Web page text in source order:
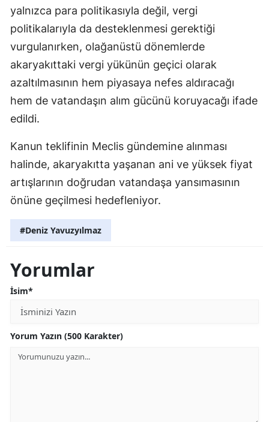
yalnızca para politikasıyla değil, vergi
politikalarıyla da desteklenmesi gerektiği
vurgulanırken, olağanüstü dönemlerde
akaryakıttaki vergi yükünün geçici olarak
azaltılmasının hem piyasaya nefes aldıracağı
hem de vatandaşın alım gücünü koruyacağı ifade
edildi.
Kanun teklifinin Meclis gündemine alınması
halinde, akaryakıtta yaşanan ani ve yüksek fiyat
artışlarının doğrudan vatandaşa yansımasının
önüne geçilmesi hedefleniyor.
#Deniz Yavuzyılmaz
Yorumlar
İsim*
Yorum Yazın (500 Karakter)